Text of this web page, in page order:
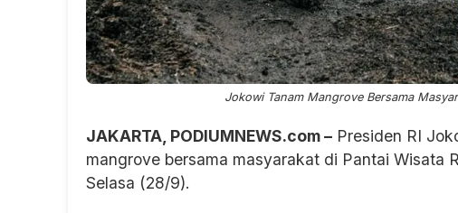
Jokowi Tanam Mangrove Bersama
JAKARTA, PODIUMNEWS.com – Presiden RI
mangrove bersama masyarakat di Pantai Wisata
Selasa (28/9).